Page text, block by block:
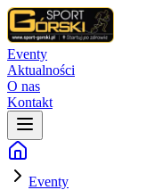
Eventy
Aktualności
O nas
Kontakt
Eventy